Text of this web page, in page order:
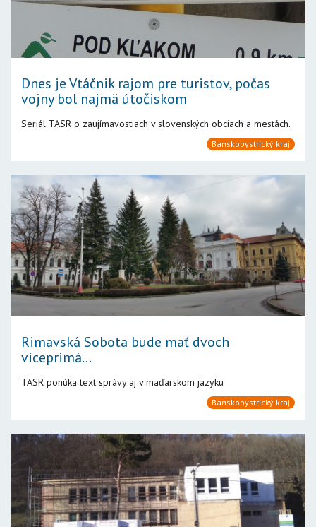
Dnes je Vtáčnik rajom pre turistov, počas
vojny bol najmä útočiskom
Seriál TASR o zaujímavostiach v slovenských obciach a mestách.
Banskobystrický kraj
Rimavská Sobota bude mať dvoch
viceprimá...
TASR ponúka text správy aj v maďarskom jazyku
Banskobystrický kraj